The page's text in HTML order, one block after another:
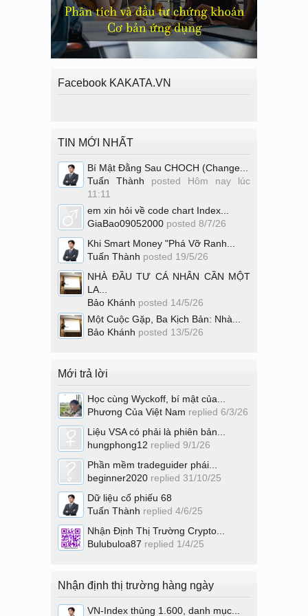
Facebook KAKATA.VN
TIN MỚI NHẤT
Bí Mật Đằng Sau CHOCH (Change...
Tuấn Thành posted Hôm nay lúc
11:11
em xin hỏi về code chart Index...
GiaBao09052000 posted 8/7/26
Khi Smart Money "Phá Vỡ Ranh...
Tuấn Thành posted 19/5/26
NHÀ ĐẦU TƯ CÁ NHÂN CẦN MỘT
LA...
Bảo Khánh posted 14/5/26
Một Cuộc Gặp, Ba Kịch Bản: Nhà...
Bảo Khánh posted 13/5/26
Mới trả lời
Học cùng Wyckoff, bí mật của...
Phương Của Việt Nam replied 6/3/26
Liệu VSA có phải là phiên bản...
hungphong12 replied 9/1/26
Phần mềm tradeguider phái...
beginner2020 replied 31/10/25
Dữ liệu cổ phiếu 68
Tuấn Thành replied 4/6/25
Nhận Định Thị Trường Crypto...
Bulubuloa87 replied 1/4/25
Nhận định thị trường hàng ngày
VN-Index thủng 1.600, danh mục...